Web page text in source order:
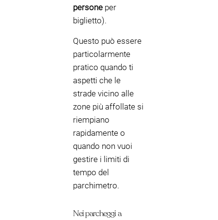
persone per
biglietto).
Questo può essere
particolarmente
pratico quando ti
aspetti che le
strade vicino alle
zone più affollate si
riempiano
rapidamente o
quando non vuoi
gestire i limiti di
tempo del
parchimetro.
Nei parcheggi a